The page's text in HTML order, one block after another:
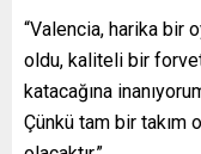
“Valencia, harika bir
oldu, kaliteli bir
katacağına
Çünkü tam bir takım